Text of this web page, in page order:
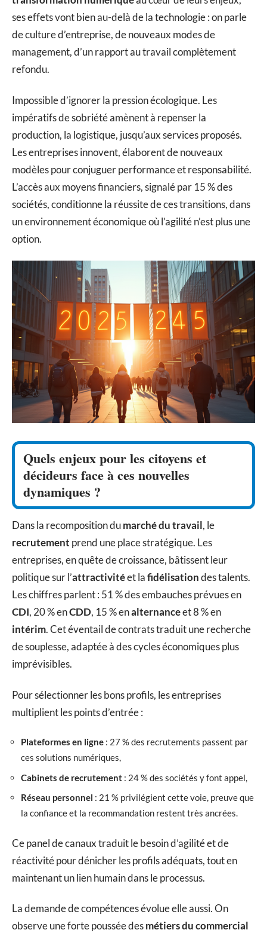
ses effets vont bien au-delà de la technologie : on parle
de culture d’entreprise, de nouveaux modes de
management, d’un rapport au travail complètement
refondu.
Impossible d’ignorer la pression écologique. Les
impératifs de sobriété amènent à repenser la
production, la logistique, jusqu’aux services proposés.
Les entreprises innovent, élaborent de nouveaux
modèles pour conjuguer performance et responsabilité.
L’accès aux moyens financiers, signalé par 15 % des
sociétés, conditionne la réussite de ces transitions, dans
un environnement économique où l’agilité n’est plus une
option.
Quels enjeux pour les citoyens et
décideurs face à ces nouvelles
dynamiques ?
Dans la recomposition dumarché du travail, le
recrutement prend une place stratégique. Les
entreprises, en quête de croissance, bâtissent leur
politique sur l’attractivitéet lafidélisationdes talents.
Les chiffres parlent : 51 % des embauches prévues en
CDI, 20 % enCDD, 15 % enalternanceet 8 % en
intérim. Cet éventail de contrats traduit une recherche
de souplesse, adaptée à des cycles économiques plus
imprévisibles.
Pour sélectionner les bons profils, les entreprises
multiplient les points d’entrée :
Plateformes en ligne : 27 % des recrutements passent par
ces solutions numériques,
Cabinets de recrutement : 24 % des sociétés y font appel,
Réseau personnel : 21 % privilégient cette voie, preuve que
la confiance et la recommandation restent très ancrées.
Ce panel de canaux traduit le besoin d’agilité et de
réactivité pour dénicher les profils adéquats, tout en
maintenant un lien humain dans le processus.
La demande de compétences évolue elle aussi. On
observe une forte poussée desmétiers du commercial